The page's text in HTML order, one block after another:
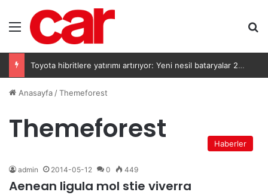
Menü
Toyota hibritlere yatırımı artırıyor: Yeni nesil bataryalar 2027’de geliyor
Anasayfa /Themeforest
Themeforest Haberler
admin 2014-05-12 0 449
Aenean ligula mol stie viverra